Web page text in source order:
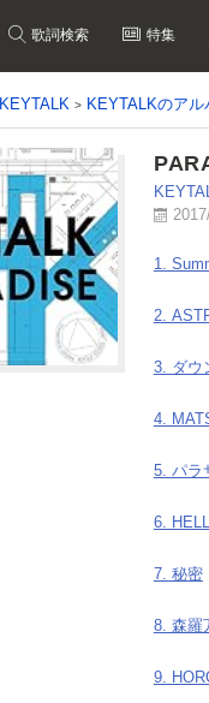
歌詞検索 特集
KEYTALK KEYTALKのアル
1.
2.
3. ダウ
4.
5. パラ
6.
7. 秘密
8. 森羅
9.